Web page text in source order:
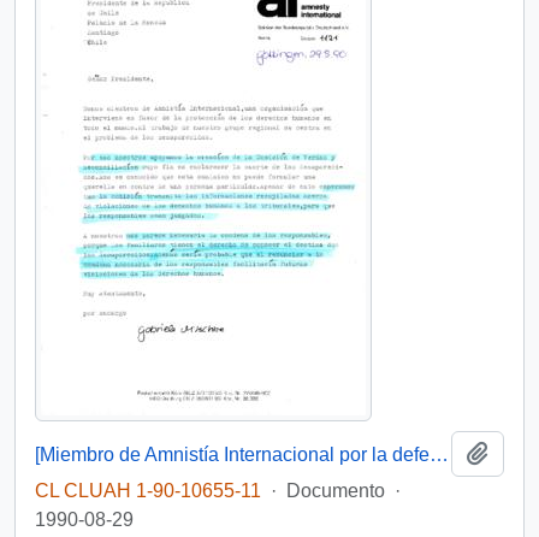
[Miembro de Amnistía Internacional por la defensa de los detenidos desaparecidos en Chile felicita por la creación de la Comisión de de Verdad y Reconciliación]
CL CLUAH 1-90-10655-11
· Documento ·
1990-08-29